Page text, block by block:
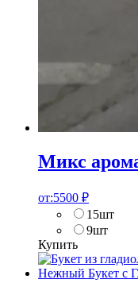
Микс
от:5500 ₽
15шт
9шт
Купить